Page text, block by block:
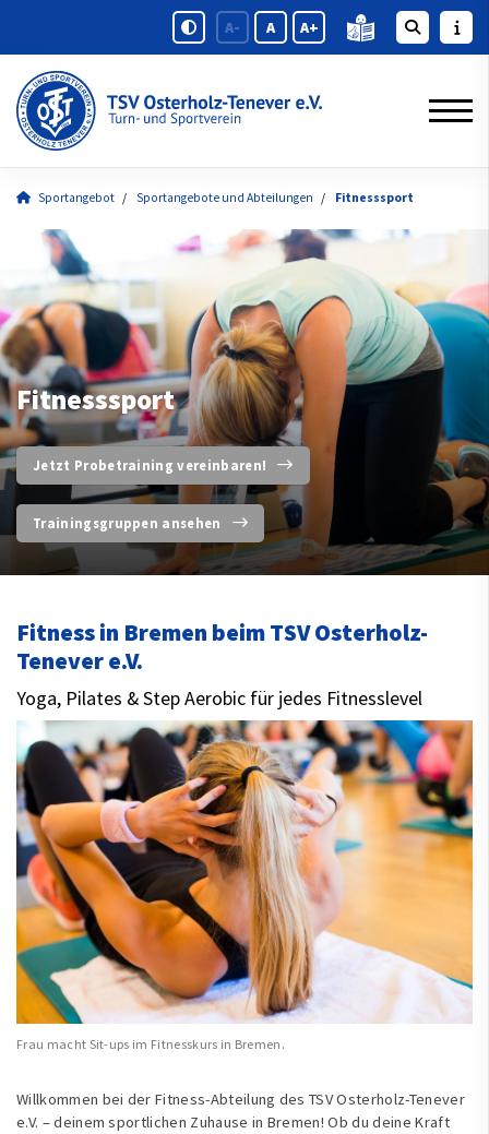
A- A A+
Sportangebot Sportangebote und Abteilungen Fitnesssport
Fitnesssport
Jetzt Probetraining vereinbaren!
Trainingsgruppen ansehen
Fitness in Bremen beim TSV Osterholz-
Tenever e.V.
Yoga, Pilates & Step Aerobic für jedes Fitnesslevel
Frau macht Sit-ups im Fitnesskurs in Bremen.
Willkommen bei der Fitness-Abteilung des TSV Osterholz-Tenever
e.V. – deinem sportlichen Zuhause in Bremen! Ob du deine Kraft